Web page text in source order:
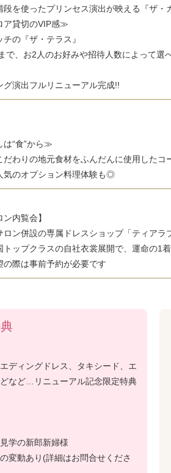
段を使ったプリンセス演出が映える『ザ・
ア貸切のVIP感≫
の『ザ・テラス』
で、お2人のお好みや招待人数によって選
グ演出フルリニューアル完成!!
“食”から≫
だわりの地元食材をふんだんに使用したコ
気のオプション料理体験も◎
ン内覧会】
ロン併設の専属ドレスショップ「ティアラ
トップクラスの自社衣裳展開で、運命の1
際は事前予約が必要です
ディングドレス、タキシード、エ
など…リニューアル記念限定特典
学の新郎新婦様
変動あり(詳細はお問合せくださ